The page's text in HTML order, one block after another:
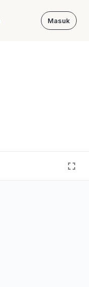
Masuk